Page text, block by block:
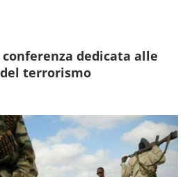
dedicata alle
terrorismo